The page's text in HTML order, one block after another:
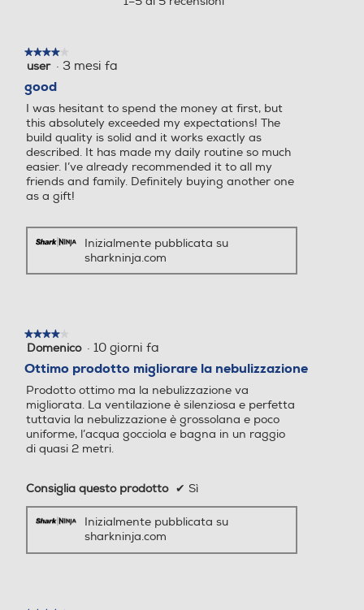
Numero di velocità
5
Numero di velocità
Display LCD Display LCD
Telecomando
Diffusore aromi
Funzione brezza Funzione brezza
Altezza-mm Altezza-mm
★★★★★
★★★★★
4
5
stelle.
user · 3 mesi fa
good
I was hesitant to spend the money at first, but
this absolutely exceeded my expectations! The
build quality is solid and it works exactly as
described. It has made my daily routine so much
easier. I’ve already recommended it to all my
friends and family. Definitely buying another one
as a gift!
Inizialmente pubblicata su
sharkninja.com
★★★★★
★★★★★
4
5
stelle.
Domenico · 10 giorni fa
Ottimo prodotto migliorare la nebulizzazione
Prodotto ottimo ma la nebulizzazione va
migliorata. La ventilazione è silenziosa e perfetta
tuttavia la nebulizzazione è grossolana e poco
uniforme, l’acqua gocciola e bagna in un raggio
di quasi 2 metri.
Consiglia questo prodotto ✔ Sì
Inizialmente pubblicata su
sharkninja.com